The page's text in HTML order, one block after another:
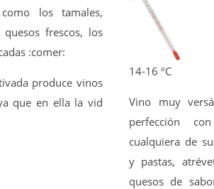
los tamales,
frescos, los
:comer:
produce vinos
que en ella la vid
14-16 ºC
Vino muy
perfección
cualquiera de
y pastas,
quesos de